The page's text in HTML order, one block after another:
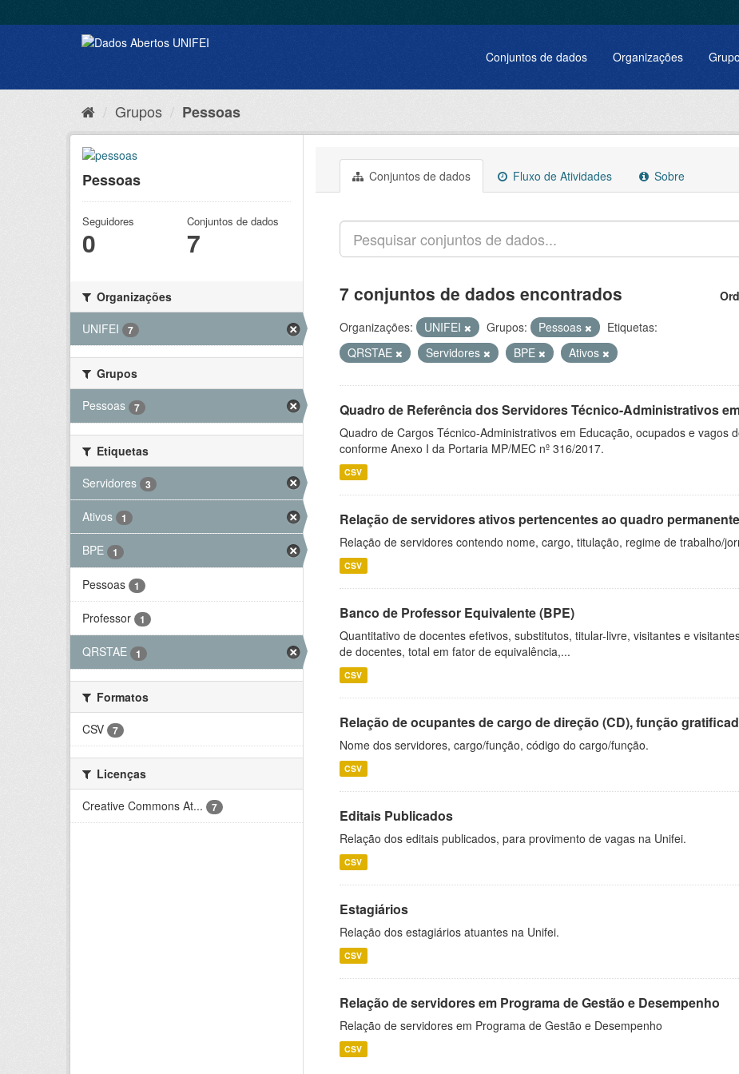
Conjuntos de dados Organizações
Grupos Pessoas
Pessoas
Seguidores
0
Conjuntos de dados
7
Organizações
UNIFEI
7
Grupos
Pessoas
7
Etiquetas
Servidores
3
Ativos 1
BPE 1
Pessoas 1
Professor 1
QRSTAE 1
Formatos
CSV
7
Licenças
Creative Commons At...
7
Conjuntos de dados Fluxo de Atividades Sobre
7 conjuntos de dados encontrados
Organizações: UNIFEI Grupos: Pessoas
Etiquetas:
QRSTAE
Servidores BPE Ativos
Quadro de Referência dos Servidores Técnico-Administrativos
Quadro de Cargos Técnico-Administrativos em Educação, ocupados e vagos
conforme Anexo I da Portaria MP/MEC nº 316/2017.
CSV
Relação de servidores ativos pertencentes ao quadro
Relação de servidores contendo nome, cargo, titulação, regime de trabalho/
CSV
Banco de Professor Equivalente (BPE)
Quantitativo de docentes efetivos, substitutos, titular-livre, visitantes e
de docentes, total em fator de equivalência,...
CSV
Relação de ocupantes de cargo de direção (CD), função
Nome dos servidores, cargo/função, código do cargo/função.
CSV
Editais Publicados
Relação dos editais publicados, para provimento de vagas na Unifei.
CSV
Estagiários
Relação dos estagiários atuantes na Unifei.
CSV
Relação de servidores em Programa de Gestão e Desempenho
Relação de servidores em Programa de Gestão e Desempenho
CSV